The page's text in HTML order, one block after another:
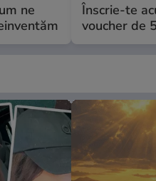
ne
Înscrie-te
voucher de